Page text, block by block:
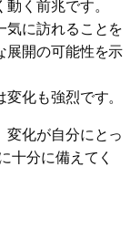
く前兆です。
気に訪れることを
展開の可能性を示
化も強烈です。
変化が自分にとっ
十分に備えてく